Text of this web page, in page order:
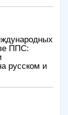
ППС:
русском и